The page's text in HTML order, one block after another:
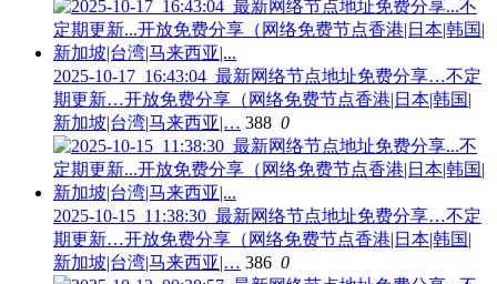
2025-10-17_16:43:04_最新网络节点地址免费分享…不定
期更新…开放免费分享（网络免费节点香港|日本|韩国|
新加坡|台湾|马来西亚|… 388 0
2025-10-15_11:38:30_最新网络节点地址免费分享…不定
期更新…开放免费分享（网络免费节点香港|日本|韩国|
新加坡|台湾|马来西亚|… 386 0